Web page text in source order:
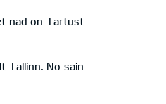
nad on Tartust
Tallinn. No sain